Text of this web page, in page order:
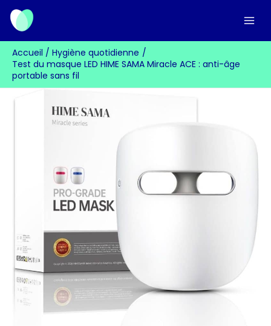
Aller
contenu
Accueil
Hygiène quotidienne
Test du masque LED HIME SAMA Miracle ACE : anti-âge
portable sans fil